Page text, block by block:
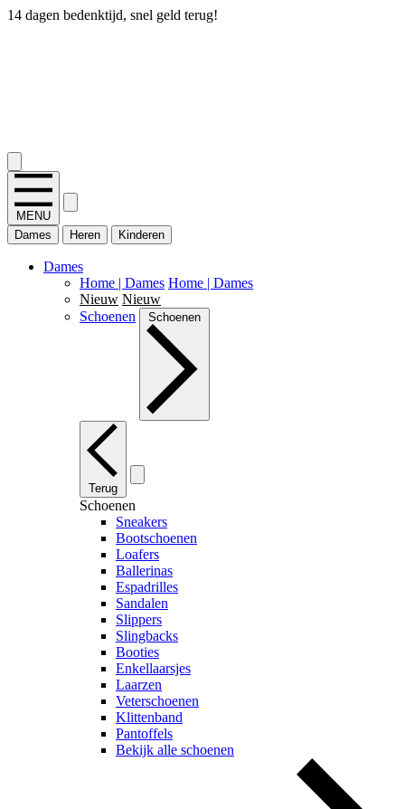
14 dagen bedenktijd, snel geld terug!
MENU
Dames
Heren Kinderen
Dames
Home | Dames Home | Dames
Nieuw Nieuw
Schoenen
Schoenen
Terug
Schoenen
Sneakers
Bootschoenen
Loafers
Ballerinas
Espadrilles
Sandalen
Slippers
Slingbacks
Booties
Enkellaarsjes
Laarzen
Veterschoenen
Klittenband
Pantoffels
Bekijk alle schoenen